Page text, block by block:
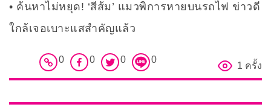
ค้นหาไม่หยุด! ‘สีส้ม’ แมวพิการหายบนรถไฟ ข่าวดี
ใกล้เจอเบาะแสสำคัญแล้ว
0 0 0 0
1 ครั้ง